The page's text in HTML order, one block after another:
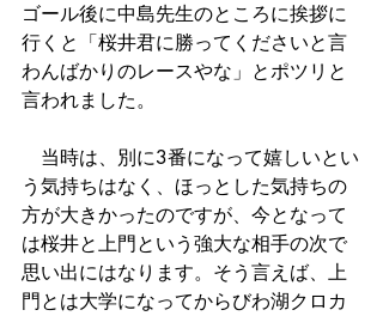
ゴール後に中島先生のところに挨拶に
行くと「桜井君に勝ってくださいと言
わんばかりのレースやな」とポツリと
言われました。
当時は、別に3番になって嬉しいとい
う気持ちはなく、ほっとした気持ちの
方が大きかったのですが、今となって
は桜井と上門という強大な相手の次で
思い出にはなります。そう言えば、上
門とは大学になってからびわ湖クロカ